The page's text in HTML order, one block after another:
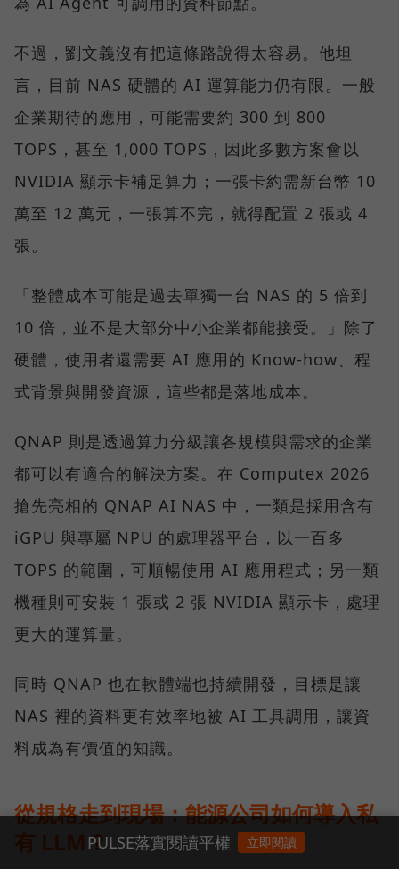
不過，劉文義沒有把這條路說得太容易。他坦
言，目前 NAS 硬體的 AI 運算能力仍有限。一般
企業期待的應用，可能需要約 300 到 800
TOPS，甚至 1,000 TOPS，因此多數方案會以
NVIDIA 顯示卡補足算力；一張卡約需新台幣 10
萬至 12 萬元，一張算不完，就得配置 2 張或 4
張。
「整體成本可能是過去單獨一台 NAS 的 5 倍到
10 倍，並不是大部分中小企業都能接受。」除了
硬體，使用者還需要 AI 應用的 Know-how、程
式背景與開發資源，這些都是落地成本。
QNAP 則是透過算力分級讓各規模與需求的企業
都可以有適合的解決方案。在 Computex 2026
搶先亮相的 QNAP AI NAS 中，一類是採用含有
iGPU 與專屬 NPU 的處理器平台，以一百多
TOPS 的範圍，可順暢使用 AI 應用程式；另一類
機種則可安裝 1 張或 2 張 NVIDIA 顯示卡，處理
更大的運算量。
同時 QNAP 也在軟體端也持續開發，目標是讓
NAS 裡的資料更有效率地被 AI 工具調用，讓資
料成為有價值的知識。
從規格走到現場：能源公司如何導入私
有 LLM？PULSE落實閱讀平權 立即閱讀